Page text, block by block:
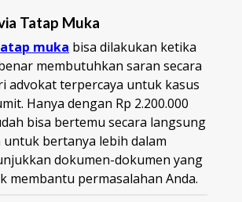
Tatap Muka
muka bisa dilakukan ketika
membutuhkan saran secara
advokat terpercaya untuk kasus
Hanya dengan Rp 2.200.000
bisa bertemu secara langsung
untuk bertanya lebih dalam
dokumen-dokumen yang
membantu permasalahan Anda.